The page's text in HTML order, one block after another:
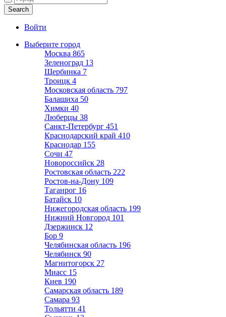
Войти
Выберите город
Москва 865
Зеленоград 13
Щербинка 7
Троицк 4
Московская область 797
Балашиха 50
Химки 40
Люберцы 38
Санкт-Петербург 451
Краснодарский край 410
Краснодар 155
Сочи 47
Новороссийск 28
Ростовская область 222
Ростов-на-Дону 109
Таганрог 16
Батайск 10
Нижегородская область 199
Нижний Новгород 101
Дзержинск 12
Бор 9
Челябинская область 196
Челябинск 90
Магнитогорск 27
Миасс 15
Киев 190
Самарская область 189
Самара 93
Тольятти 41